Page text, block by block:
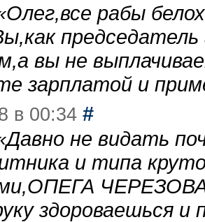
Олег,все рабы
вы не
зарплатой и
в 00:34 #
Давно не видать
и типа
здороваешься